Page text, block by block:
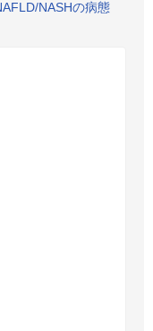
NASHの病態